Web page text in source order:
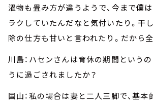
濯物も畳み方が違うようで、今まで僕
ラクしていたんだなと気付いたり。干
除の仕方も甘いと言われたり。だから
川島：ハセンさんは育休の期間という
うに過ごされましたか？
国山：私の場合は妻と二人三脚で、基